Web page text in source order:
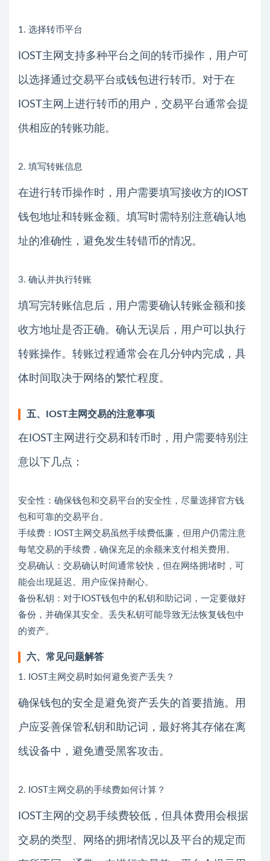
1. 选择转币平台
IOST主网支持多种平台之间的转币操作，用户可
以选择通过交易平台或钱包进行转币。对于在
IOST主网上进行转币的用户，交易平台通常会提
供相应的转账功能。
2. 填写转账信息
在进行转币操作时，用户需要填写接收方的IOST
钱包地址和转账金额。填写时需特别注意确认地
址的准确性，避免发生转错币的情况。
3. 确认并执行转账
填写完转账信息后，用户需要确认转账金额和接
收方地址是否正确。确认无误后，用户可以执行
转账操作。转账过程通常会在几分钟内完成，具
体时间取决于网络的繁忙程度。
五、IOST主网交易的注意事项
在IOST主网进行交易和转币时，用户需要特别注
意以下几点：
安全性：确保钱包和交易平台的安全性，尽量选择官方钱
包和可靠的交易平台。
手续费：IOST主网交易虽然手续费低廉，但用户仍需注意
每笔交易的手续费，确保充足的余额来支付相关费用。
交易确认：交易确认时间通常较快，但在网络拥堵时，可
能会出现延迟。用户应保持耐心。
备份私钥：对于IOST钱包中的私钥和助记词，一定要做好
备份，并确保其安全。丢失私钥可能导致无法恢复钱包中
的资产。
六、常见问题解答
1. IOST主网交易时如何避免资产丢失？
确保钱包的安全是避免资产丢失的首要措施。用
户应妥善保管私钥和助记词，最好将其存储在离
线设备中，避免遭受黑客攻击。
2. IOST主网交易的手续费如何计算？
IOST主网的交易手续费较低，但具体费用会根据
交易的类型、网络的拥堵情况以及平台的规定而